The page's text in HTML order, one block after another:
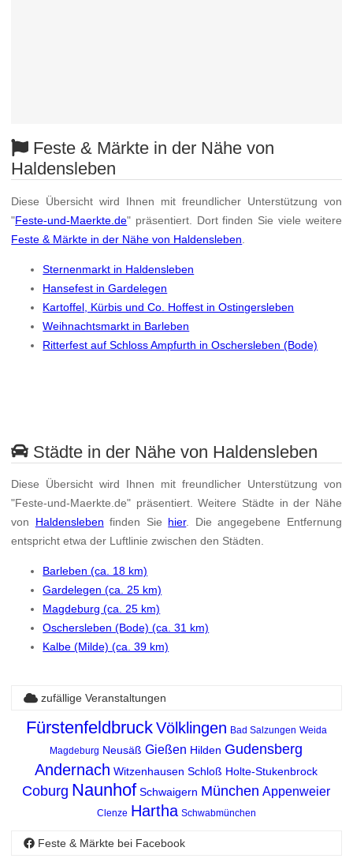
Feste & Märkte in der Nähe von
Haldensleben
Diese Übersicht wird Ihnen mit freundlicher Unterstützung von
"Feste-und-Maerkte.de" präsentiert. Dort finden Sie viele weitere
Feste & Märkte in der Nähe von Haldensleben
Sternenmarkt in Haldensleben
Hansefest in Gardelegen
Kartoffel, Kürbis und Co. Hoffest in Ostingersleben
Weihnachtsmarkt in Barleben
Ritterfest auf Schloss Ampfurth in Oschersleben (Bode)
Städte in der Nähe von Haldensleben
Diese Übersicht wird Ihnen mit freundlicher Unterstützung von
"Feste-und-Maerkte.de" präsentiert. Weitere Städte in der Nähe
von Haldensleben finden Sie hier. Die angegebene Entfernung
entspricht etwa der Luftlinie zwischen den Städten.
Barleben (ca. 18 km)
Gardelegen (ca. 25 km)
Magdeburg (ca. 25 km)
Oschersleben (Bode) (ca. 31 km)
Kalbe (Milde) (ca. 39 km)
zufällige Veranstaltungen
FürstenfeldbruckVölklingen Bad Salzungen Weida
Magdeburg Neusäß Gießen Hilden Gudensberg
Andernach Witzenhausen Schloß Holte-Stukenbrock
Coburg Naunhof Schwaigern München Appenweier
Clenze Hartha Schwabmünchen
Feste & Märkte bei Facebook